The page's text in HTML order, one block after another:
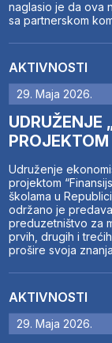
naglasio je da ova
sa partnerskom
AKTIVNOSTI
29. Maja 2026.
UDRUŽENJE
Udruženje
projektom
školama u
održano je
preduzetništvo za
prvih, drugih i
prošire svoja
AKTIVNOSTI
29. Maja 2026.